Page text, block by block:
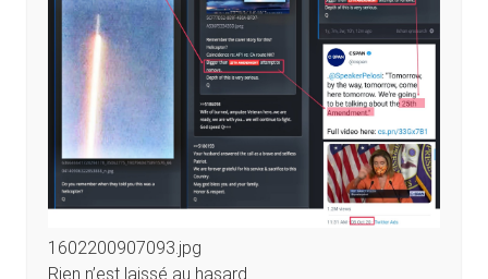
1602200907093.jpg
Rien n’est laissé au hasard.